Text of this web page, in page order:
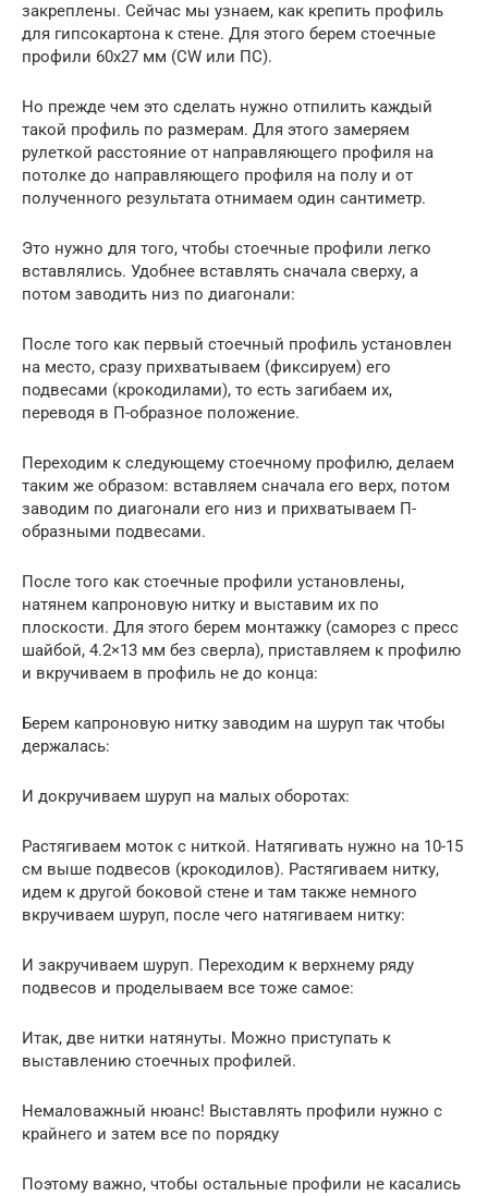
закреплены. Сейчас мы узнаем, как крепить профиль
для гипсокартона к стене. Для этого берем стоечные
профили 60х27 мм (CW или ПС).
Но прежде чем это сделать нужно отпилить каждый
такой профиль по размерам. Для этого замеряем
рулеткой расстояние от направляющего профиля на
потолке до направляющего профиля на полу и от
полученного результата отнимаем один сантиметр.
Это нужно для того, чтобы стоечные профили легко
вставлялись. Удобнее вставлять сначала сверху, а
потом заводить низ по диагонали:
После того как первый стоечный профиль установлен
на место, сразу прихватываем (фиксируем) его
подвесами (крокодилами), то есть загибаем их,
переводя в П-образное положение.
Переходим к следующему стоечному профилю, делаем
таким же образом: вставляем сначала его верх, потом
заводим по диагонали его низ и прихватываем П-
образными подвесами.
После того как стоечные профили установлены,
натянем капроновую нитку и выставим их по
плоскости. Для этого берем монтажку (саморез с пресс
шайбой, 4.2×13 мм без сверла), приставляем к профилю
и вкручиваем в профиль не до конца:
Берем капроновую нитку заводим на шуруп так чтобы
держалась:
И докручиваем шуруп на малых оборотах:
Растягиваем моток с ниткой. Натягивать нужно на 10-15
см выше подвесов (крокодилов). Растягиваем нитку,
идем к другой боковой стене и там также немного
вкручиваем шуруп, после чего натягиваем нитку:
И закручиваем шуруп. Переходим к верхнему ряду
подвесов и проделываем все тоже самое:
Итак, две нитки натянуты. Можно приступать к
выставлению стоечных профилей.
Немаловажный нюанс! Выставлять профили нужно с
крайнего и затем все по порядку
Поэтому важно, чтобы остальные профили не касались